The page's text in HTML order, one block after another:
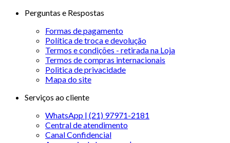
Perguntas e Respostas
Formas de pagamento
Política de troca e devolução
Termos e condições - retirada na Loja
Termos de compras internacionais
Politica de privacidade
Mapa do site
Serviços ao cliente
WhatsApp | (21) 97971-2181
Central de atendimento
Canal Confidencial